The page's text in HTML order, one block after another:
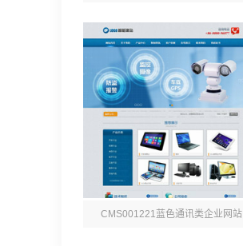
CMS001221蓝色通讯类企业网站